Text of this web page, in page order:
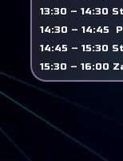
13:30 – 14:30
14:30 – 14:45
14:45 – 15:30
15:30 – 16:00